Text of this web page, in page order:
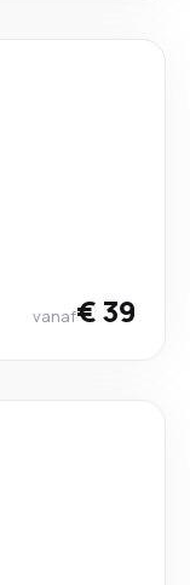
vanaf€ 39